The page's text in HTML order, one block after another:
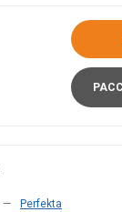
— Perfekta